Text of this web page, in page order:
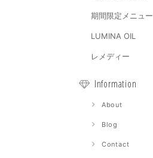
期間限定メニュー
LUMINA OIL
レメディー
Information
About
Blog
Contact